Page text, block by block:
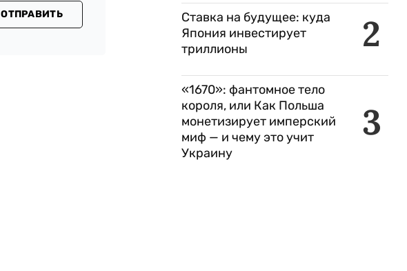
ОТПРАВИТЬ 2
Ставка на будущее: куда
Япония инвестирует
триллионы
3
«1670»: фантомное тело
короля, или Как Польша
монетизирует имперский
миф — и чему это учит
Украину